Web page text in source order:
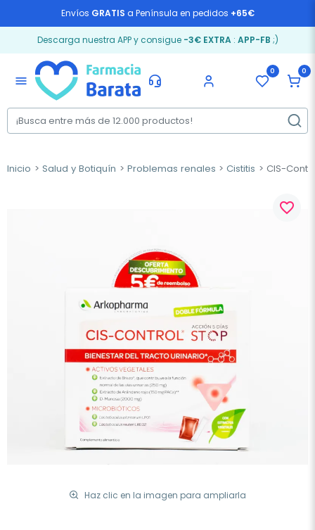
Envíos GRATIS a Península en pedidos +65€
Descarga nuestra APP y consigue -3€ EXTRA: APP-FB ;)
menu
0 0
Inicio Salud y Botiquín Problemas renales Cistitis CIS-
Haz clic en la imagen para ampliarla
favorite_border